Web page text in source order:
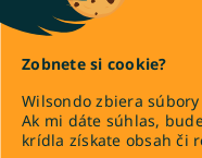
Zobnete si cookie?
Wilsondo zbiera
Ak mi dáte súhlas,
krídla získate obsah či